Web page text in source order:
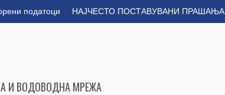
податоци НАЈЧЕСТО ПОСТАВУВАНИ ПРАШАЊА
И ВОДОВОДНА МРЕЖА